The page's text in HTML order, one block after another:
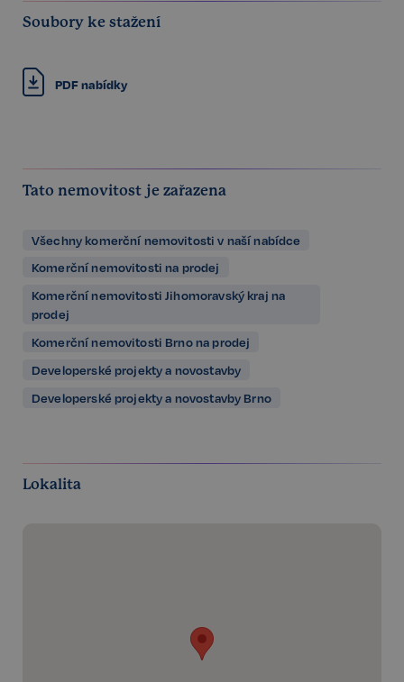
Soubory ke stažení
PDF nabídky
Tato nemovitost je zařazena
Všechny komerční nemovitosti v naší nabídce
Komerční nemovitosti na prodej
Komerční nemovitosti Jihomoravský kraj na
prodej
Komerční nemovitosti Brno na prodej
Developerské projekty a novostavby
Developerské projekty a novostavby Brno
Lokalita